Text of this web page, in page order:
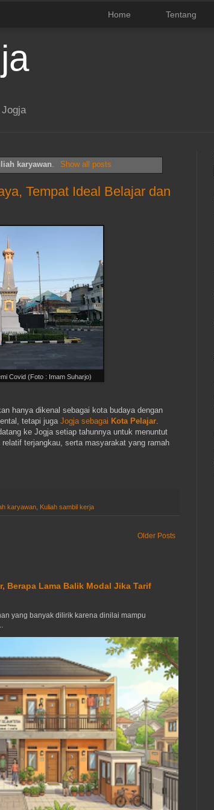
Home Tentang
Jogja
karyawan. Show all posts
Tempat Ideal Belajar dan
Covid (Foto : Imam Suharjo)
hanya dikenal sebagai kota budaya dengan
tetapi juga Jogja sebagai Kota Pelajar
ke Jogja setiap tahunnya untuk menuntut
terjangkau, serta masyarakat yang ramah
karyawan Kuliah sambil kerja
Older Posts
Berapa Lama Balik Modal Jika Tarif
yang banyak dilirik karena dinilai mampu